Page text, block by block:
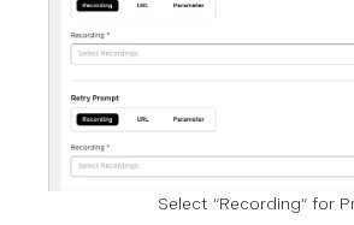
Select “Recording” for